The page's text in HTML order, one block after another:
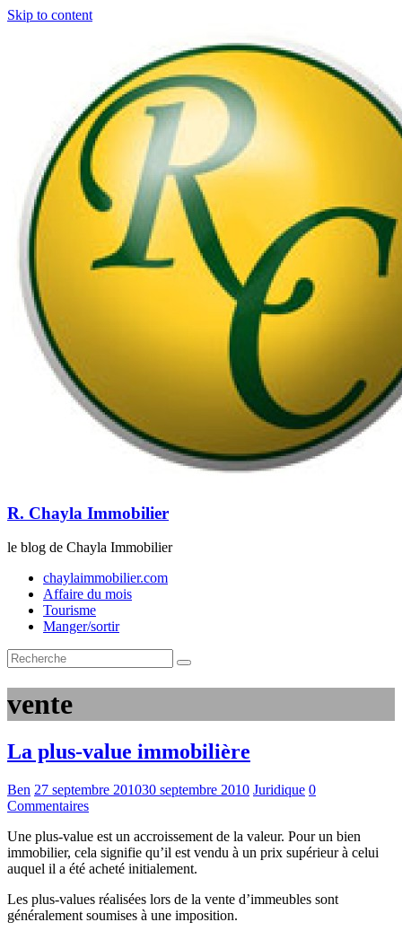
Skip to content
R. Chayla Immobilier
le blog de Chayla Immobilier
chaylaimmobilier.com
Affaire du mois
Tourisme
Manger/sortir
vente
La plus-value immobilière
Ben 27 septembre 201030 septembre 2010 Juridique 0
Commentaires
Une plus-value est un accroissement de la valeur. Pour un bien
immobilier, cela signifie qu’il est vendu à un prix supérieur à celui
auquel il a été acheté initialement.
Les plus-values réalisées lors de la vente d’immeubles sont
généralement soumises à une imposition.